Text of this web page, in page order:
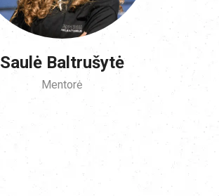
Saulė Baltrušytė
Mentorė